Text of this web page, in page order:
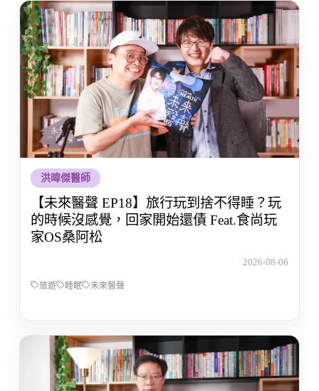
洪暐傑醫師
【未來醫聲 EP18】旅行玩到捨不得睡？玩
的時候沒感覺，回家開始還債 Feat.食尚玩
家OS桑阿松
2026-08-06
旅遊 睡眠 未來醫聲